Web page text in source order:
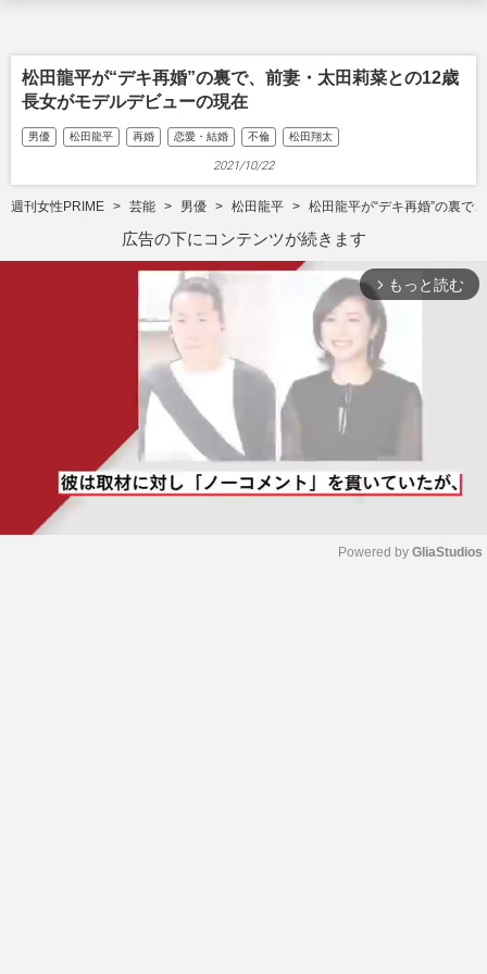
松田龍平が“デキ再婚”の裏で、前妻・太田莉菜との12歳
長女がモデルデビューの現在
男優 松田龍平 再婚 恋愛・結婚 不倫 松田翔太
2021/10/22
週刊女性PRIME 芸能 男優 松田龍平 松田龍平が“デキ再婚”の裏で
広告の下にコンテンツが続きます
arrow_forward_ios もっと読む
Powered by GliaStudios